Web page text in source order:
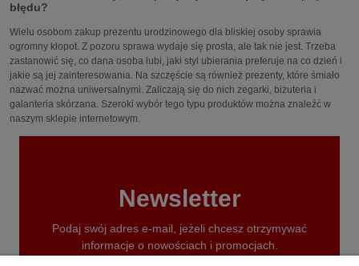
błędu?
Wielu osobom zakup prezentu urodzinowego dla bliskiej osoby sprawia
ogromny kłopot. Z pozoru sprawa wydaje się prosta, ale tak nie jest. Trzeba
zastanowić się, co dana osoba lubi, jaki styl ubierania preferuje na co dzień i
jakie są jej zainteresowania. Na szczęście są również prezenty, które śmiało
nazwać można uniwersalnymi. Zaliczają się do nich zegarki, biżuteria i
galanteria skórzana. Szeroki wybór tego typu produktów można znaleźć w
naszym sklepie internetowym.
Newsletter
Podaj swój adres e-mail, jeżeli chcesz otrzymywać
informacje o nowościach i promocjach.